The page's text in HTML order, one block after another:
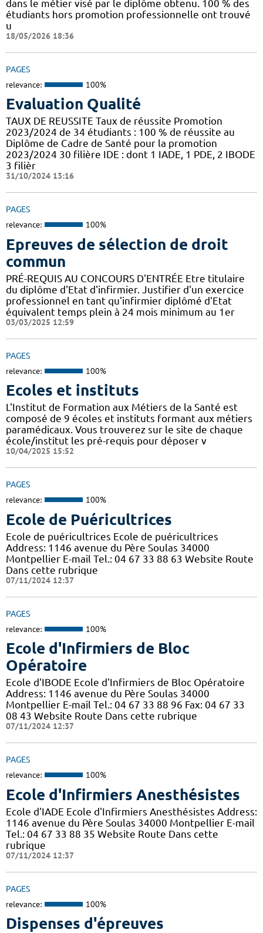
dans le métier visé par le diplôme obtenu. 100 % des
étudiants hors promotion professionnelle ont trouvé
u
18/05/2026 18:36
PAGES
relevance: 100%
Evaluation Qualité
TAUX DE REUSSITE Taux de réussite Promotion
2023/2024 de 34 étudiants : 100 % de réussite au
Diplôme de Cadre de Santé pour la promotion
2023/2024 30 filière IDE : dont 1 IADE, 1 PDE, 2 IBODE
3 filièr
31/10/2024 13:16
PAGES
relevance: 100%
Epreuves de sélection de droit
commun
PRÉ-REQUIS AU CONCOURS D'ENTRÉE Etre titulaire
du diplôme d'Etat d'infirmier. Justifier d'un exercice
professionnel en tant qu'infirmier diplômé d'Etat
équivalent temps plein à 24 mois minimum au 1er
03/03/2025 12:59
PAGES
relevance: 100%
Ecoles et instituts
L'Institut de Formation aux Métiers de la Santé est
composé de 9 écoles et instituts formant aux métiers
paramédicaux. Vous trouverez sur le site de chaque
école/institut les pré-requis pour déposer v
10/04/2025 15:52
PAGES
relevance: 100%
Ecole de Puéricultrices
Ecole de puéricultrices Ecole de puéricultrices
Address: 1146 avenue du Père Soulas 34000
Montpellier E-mail Tel.: 04 67 33 88 63 Website Route
Dans cette rubrique
07/11/2024 12:37
PAGES
relevance: 100%
Ecole d'Infirmiers de Bloc
Opératoire
Ecole d'IBODE Ecole d'Infirmiers de Bloc Opératoire
Address: 1146 avenue du Père Soulas 34000
Montpellier E-mail Tel.: 04 67 33 88 96 Fax: 04 67 33
08 43 Website Route Dans cette rubrique
07/11/2024 12:37
PAGES
relevance: 100%
Ecole d'Infirmiers Anesthésistes
Ecole d'IADE Ecole d'Infirmiers Anesthésistes Address:
1146 avenue du Père Soulas 34000 Montpellier E-mail
Tel.: 04 67 33 88 35 Website Route Dans cette
rubrique
07/11/2024 12:37
PAGES
relevance: 100%
Dispenses d'épreuves